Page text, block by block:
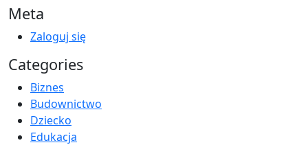
Meta
Zaloguj się
Categories
Biznes
Budownictwo
Dziecko
Edukacja